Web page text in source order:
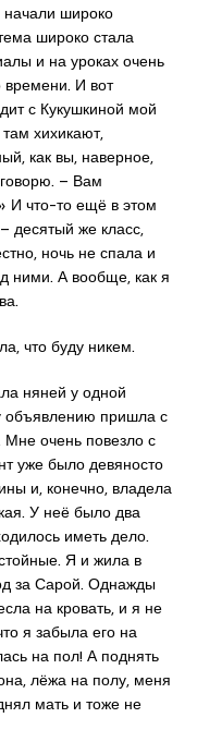
начали широко
широко стала
и на уроках очень
времени. И вот
с Кукушкиной мой
хихикают,
как вы, наверное,
– Вам
И что-то ещё в этом
десятый же класс,
ночь не спала и
ними. А вообще, как я
что буду никем.
няней у одной
объявлению пришла с
очень повезло с
уже было девяносто
и, конечно, владела
У неё было два
иметь дело.
Я и жила в
за Сарой. Однажды
на кровать, и я не
я забыла его на
на пол! А поднять
лёжа на полу, меня
мать и тоже не